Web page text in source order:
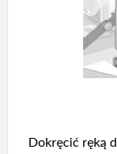
Dokręcić ręką